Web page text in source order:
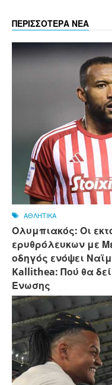
ΠΕΡΙΣΣΟΤΕΡΑ ΝΕΑ
ΑΘΛΗΤΙΚΑ
Ολυμπιακός: Οι
ερυθρόλευκων με
οδηγός ενόψει
Kallithea: Πού θα
Ένωσης